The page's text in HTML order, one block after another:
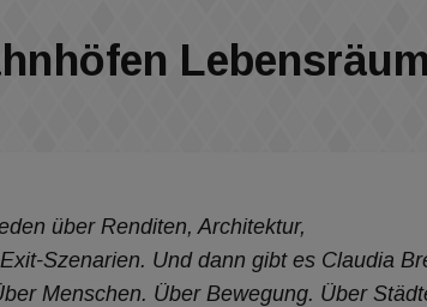
über Renditen, Architektur,
Szenarien. Und dann gibt es Claudia
Menschen. Über Bewegung. Über